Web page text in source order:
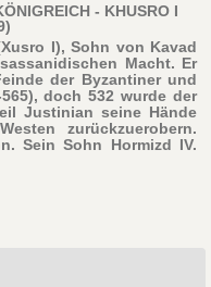
- KHUSRO I
I), Sohn von Kavad
Macht. Er
der Byzantiner und
doch 532 wurde der
Justinian seine Hände
zurückzuerobern.
Sein Sohn Hormizd IV.